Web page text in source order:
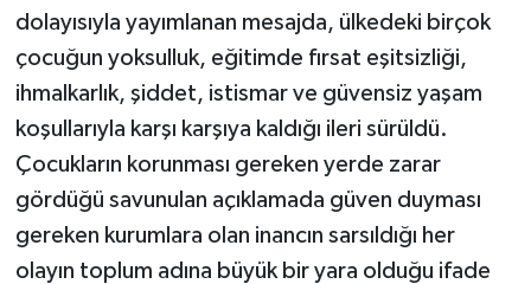
dolayısıyla yayımlanan mesajda, ülkedeki birçok
çocuğun yoksulluk, eğitimde fırsat eşitsizliği,
ihmalkarlık, şiddet, istismar ve güvensiz yaşam
koşullarıyla karşı karşıya kaldığı ileri sürüldü.
Çocukların korunması gereken yerde zarar
gördüğü savunulan açıklamada güven duyması
gereken kurumlara olan inancın sarsıldığı her
olayın toplum adına büyük bir yara olduğu ifade
ÖZEL HABER
SAĞLIK
SİYASET
SPOR
TATLISU